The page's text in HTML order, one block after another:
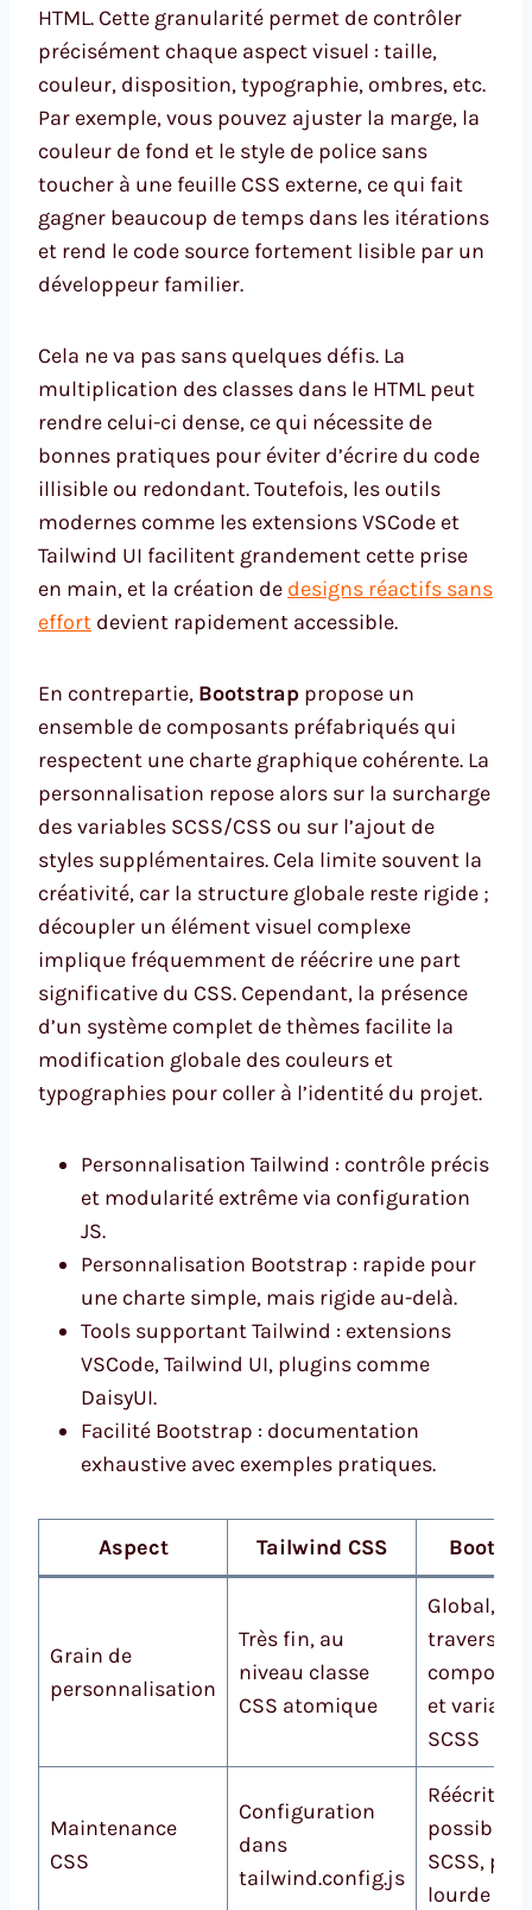
HTML. Cette granularité permet de contrôler
précisément chaque aspect visuel : taille,
couleur, disposition, typographie, ombres, etc.
Par exemple, vous pouvez ajuster la marge, la
couleur de fond et le style de police sans
toucher à une feuille CSS externe, ce qui fait
gagner beaucoup de temps dans les itérations
et rend le code source fortement lisible par un
développeur familier.
Cela ne va pas sans quelques défis. La
multiplication des classes dans le HTML peut
rendre celui-ci dense, ce qui nécessite de
bonnes pratiques pour éviter d’écrire du code
illisible ou redondant. Toutefois, les outils
modernes comme les extensions VSCode et
Tailwind UI facilitent grandement cette prise
en main, et la création de designs réactifs sans
effort devient rapidement accessible.
En contrepartie, Bootstrap propose un
ensemble de composants préfabriqués qui
respectent une charte graphique cohérente. La
personnalisation repose alors sur la surcharge
des variables SCSS/CSS ou sur l’ajout de
styles supplémentaires. Cela limite souvent la
créativité, car la structure globale reste rigide ;
découpler un élément visuel complexe
implique fréquemment de réécrire une part
significative du CSS. Cependant, la présence
d’un système complet de thèmes facilite la
modification globale des couleurs et
typographies pour coller à l’identité du projet.
Personnalisation Tailwind : contrôle précis
et modularité extrême via configuration
JS.
Personnalisation Bootstrap : rapide pour
une charte simple, mais rigide au-delà.
Tools supportant Tailwind : extensions
VSCode, Tailwind UI, plugins comme
DaisyUI.
Facilité Bootstrap : documentation
exhaustive avec exemples pratiques.
Aspect Tailwind CSS
Grain de
personnalisation
Très fin, au
niveau classe
CSS atomique
Global, à
travers
et
SCSS
Maintenance
CSS
Configuration
dans
tailwind.config.js
Réécriture
possible
SCSS, plus
lourde